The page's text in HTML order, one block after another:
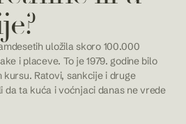
uložila skoro 100.000
i placeve. To je 1979. godine bilo
Ratovi, sankcije i druge
da ta kuća i voćnjaci danas ne vrede